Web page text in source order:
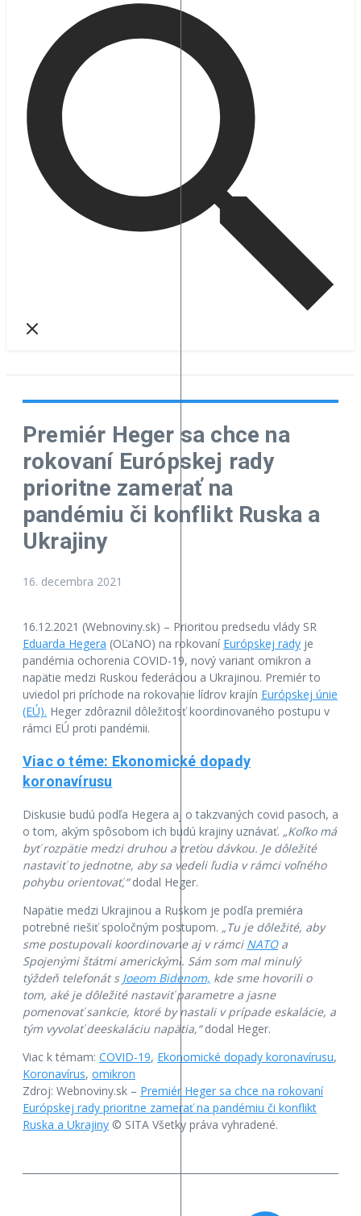
Premiér Heger sa chce na
rokovaní Európskej rady
prioritne zamerať na
pandémiu či konflikt Ruska a
Ukrajiny
16. decembra 2021
16.12.2021 (Webnoviny.sk) – Prioritou predsedu vlády SR
Eduarda Hegera (OĽaNO) na rokovaní Európskej rady je
pandémia ochorenia COVID-19, nový variant omikron a
napätie medzi Ruskou federáciou a Ukrajinou. Premiér to
uviedol pri príchode na rokovanie lídrov krajín Európskej únie
(EÚ). Heger zdôraznil dôležitosť koordinovaného postupu v
rámci EÚ proti pandémii.
Viac o téme: Ekonomické dopady
koronavírusu
Diskusie budú podľa Hegera aj o takzvaných covid pasoch, a
o tom, akým spôsobom ich budú krajiny uznávať. „Koľko má
byť rozpätie medzi druhou a treťou dávkou. Je dôležité
nastaviť to jednotne, aby sa vedeli ľudia v rámci voľného
pohybu orientovať,“dodal Heger.
Napätie medzi Ukrajinou a Ruskom je podľa premiéra
potrebné riešiť spoločným postupom. „Tu je dôležité, aby
sme postupovali koordinovane aj v rámci NATOa
Spojenými štátmi americkými. Sám som mal minulý
týždeň telefonát s Joeom Bidenom, kde sme hovorili o
tom, aké je dôležité nastaviť parametre a jasne
pomenovať sankcie, ktoré by nastali v prípade eskalácie, a
tým vyvolať deeskaláciu napätia,“dodal Heger.
Viac k témam: COVID-19, Ekonomické dopady koronavírusu,
Koronavírus, omikron
Zdroj: Webnoviny.sk – Premiér Heger sa chce na rokovaní
Európskej rady prioritne zamerať na pandémiu či konflikt
Ruska a Ukrajiny © SITA Všetky práva vyhradené.